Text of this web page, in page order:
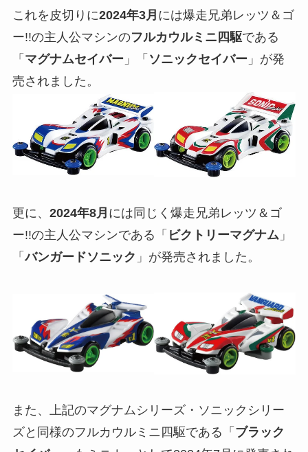
これを皮切りに2024年3月 には爆走兄弟レッツ＆ゴ
ー!!の主人公マシンのフルカウルミニ四駆である
「 マグナムセイバー 」「 ソニックセイバー 」が発
売されました。
更に、 2024年8月 には同じく爆走兄弟レッツ＆ゴ
ー!!の主人公マシンである「 ビクトリーマグナム」
「バンガードソニック 」が発売されました。
また、上記のマグナムシリーズ・ソニックシリー
ズと同様のフルカウルミニ四駆である「 ブラック